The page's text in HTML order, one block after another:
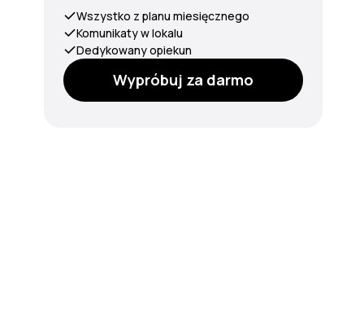
Wszystko z planu miesięcznego
Komunikaty w lokalu
Dedykowany opiekun
Wypróbuj za darmo